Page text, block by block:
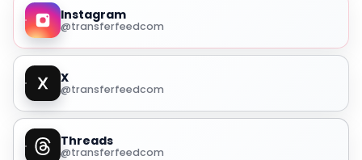
Instagram
@transferfeedcom
X
@transferfeedcom
Threads
@transferfeedcom